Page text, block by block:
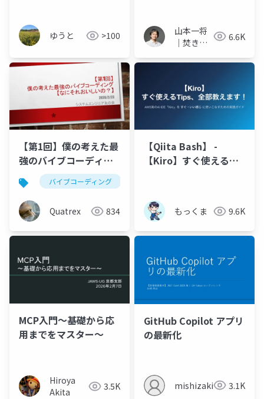
ゆうと >100
山本一将
｜焚き火
エンジニ
6.6K
【第1回】僕の考えた最
強のバイブコーディン
グ
バイブコーディング
Quatrex 834
【Qiita Bash】 -
【Kiro】すぐ使える
もっくま 9.6K
MCP入門～基礎から応
用までをマスター～
Hiroya
Akita
3.5K
GitHub Copilot アプリ
の最新化
mishizaki 3.1K